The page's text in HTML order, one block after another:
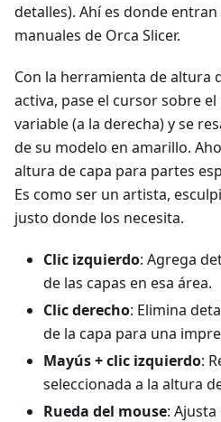
detalles). Ahí es donde
manuales de Orca Slicer.
Con la herramienta de altura
activa, pase el cursor sobre
variable (a la derecha) y se
de su modelo en amarillo.
altura de capa para partes
Es como ser un artista,
justo donde los necesita.
Clic izquierdo: Agrega
de las capas en esa área.
Clic derecho: Elimina
de la capa para una
Mayús + clic izquierdo:
seleccionada a la altura
Rueda del mouse: